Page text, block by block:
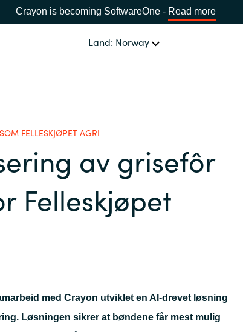
Crayon is becoming SoftwareOne - Read more
Land: Norway
Africa
Bulgaria
India
skytjenester
Kostnadsoptimalisering
Konsulenttjenester
FELLESKJØPET AGRI
av grisefôr
Felleskjøpet
med Crayon utviklet en AI-drevet løsning
Løsningen sikrer at bøndene får mest mulig